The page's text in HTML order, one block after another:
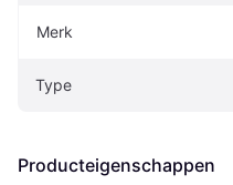
Merk
Type
Producteigenschappen